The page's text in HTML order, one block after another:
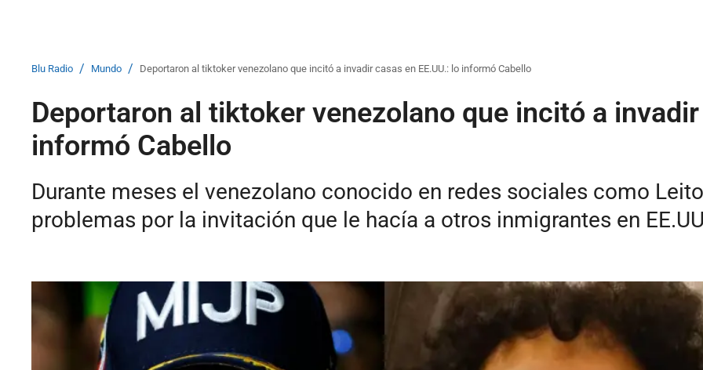
Blu Radio / Mundo / Deportaron al tiktoker venezolano que incitó a invadir casas en EE.UU.: lo informó Cabello
Deportaron al tiktoker venezolano que incitó a invadir
informó Cabello
Durante meses el venezolano conocido en redes sociales como
problemas por la invitación que le hacía a otros inmigrantes en